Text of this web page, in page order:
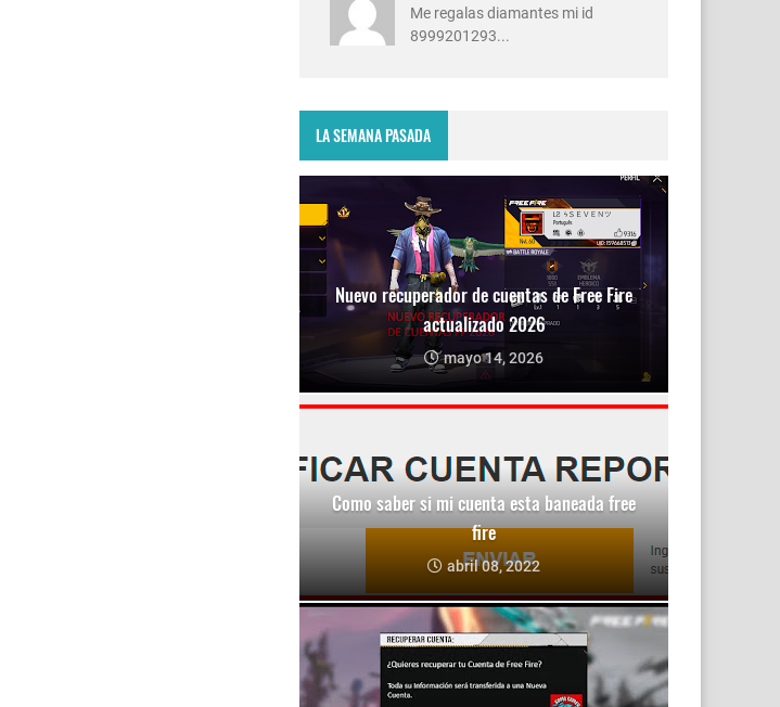
Me regalas diamantes mi id
8999201293...
LA SEMANA PASADA
Nuevo recuperador de cuentas de Free Fire
actualizado 2026
mayo 14, 2026
Como saber si mi cuenta esta baneada free
fire
abril 08, 2022